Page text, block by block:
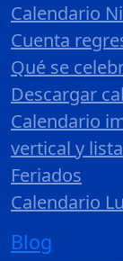
Calendario
Cuenta
Qué se
Descargar
Calendario
vertical y
Feriados
Calendario
Blog